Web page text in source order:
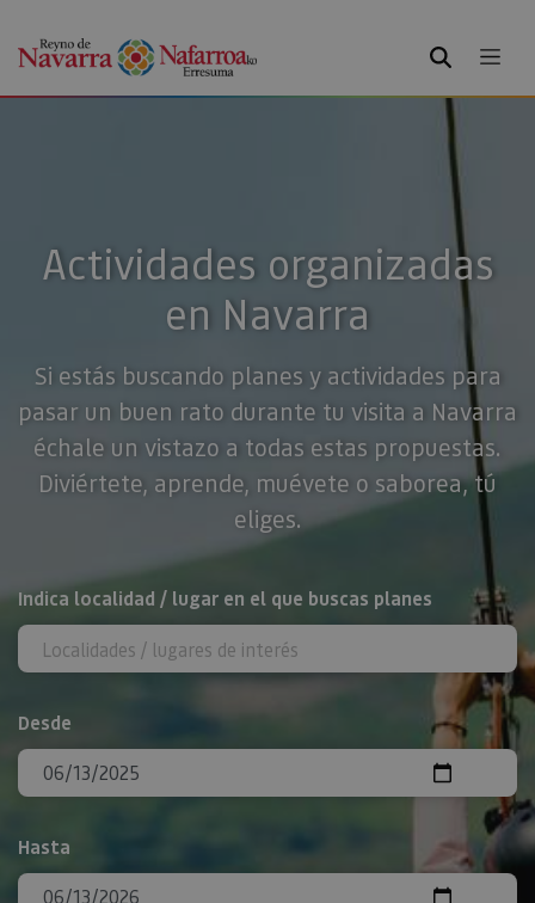
BUSCAR
Actividades organizadas
en Navarra
Si estás buscando planes y actividades para
pasar un buen rato durante tu visita a Navarra
échale un vistazo a todas estas propuestas.
Diviértete, aprende, muévete o saborea, tú
eliges.
BUSCAR
Indica localidad / lugar en el que buscas planes
Desde
Hasta